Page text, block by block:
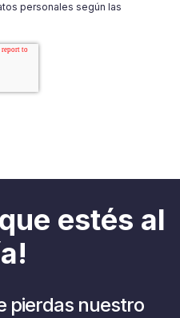
personales según las
estés al
pierdas nuestro